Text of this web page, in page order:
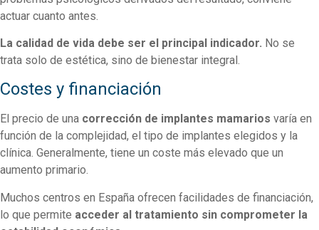
actuar cuanto antes.
La calidad de vida debe ser el principal indicador. No se
trata solo de estética, sino de bienestar integral.
Costes y financiación
El precio de una corrección de implantes mamarios varía en
función de la complejidad, el tipo de implantes elegidos y la
clínica. Generalmente, tiene un coste más elevado que un
aumento primario.
Muchos centros en España ofrecen facilidades de financiación,
lo que permite acceder al tratamiento sin comprometer la